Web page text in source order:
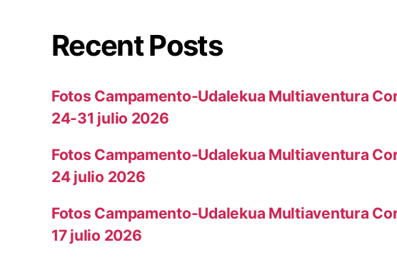
Recent Posts
Fotos Campamento-Udalekua Multiaventura
24-31 julio 2026
Fotos Campamento-Udalekua Multiaventura
24 julio 2026
Fotos Campamento-Udalekua Multiaventura
17 julio 2026